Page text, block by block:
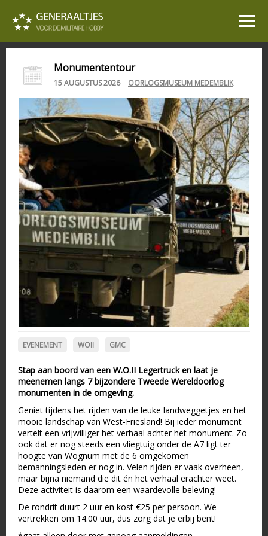
Monumententour
15 AUGUSTUS 2026 OORLOGSMUSEUM MEDEMBLIK
EVENEMENT WOII GMC
Stap aan boord van een W.O.II Legertruck en laat je
meenemen langs 7 bijzondere Tweede Wereldoorlog
monumenten in de omgeving.
Geniet tijdens het rijden van de leuke landweggetjes en het
mooie landschap van West-Friesland! Bij ieder monument
vertelt een vrijwilliger het verhaal achter het monument. Zo
ook dat er nog steeds een vliegtuig onder de A7 ligt ter
hoogte van Wognum met de 6 omgekomen
bemanningsleden er nog in. Velen rijden er vaak overheen,
maar bijna niemand die dit én het verhaal erachter weet.
Deze activiteit is daarom een waardevolle beleving!
De rondrit duurt 2 uur en kost €25 per persoon. We
vertrekken om 14.00 uur, dus zorg dat je erbij bent!